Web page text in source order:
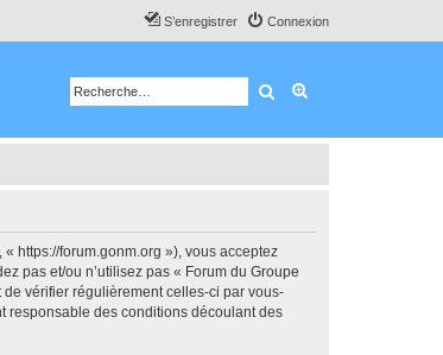
Connexion
S’enregistrer
Rechercher
https://forum.gonm.org »), vous acceptez
pas et/ou n’utilisez pas « Forum du Groupe
vérifier régulièrement celles-ci par vous-
responsable des conditions découlant des